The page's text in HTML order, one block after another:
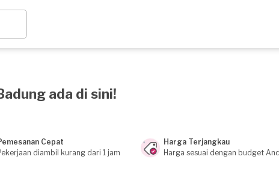
ada di sini!
Cepat
diambil kurang dari 1 jam
Harga Terjangkau
Harga sesuai dengan budget